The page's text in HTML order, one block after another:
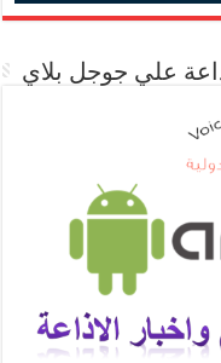
علي جوجل بلاي